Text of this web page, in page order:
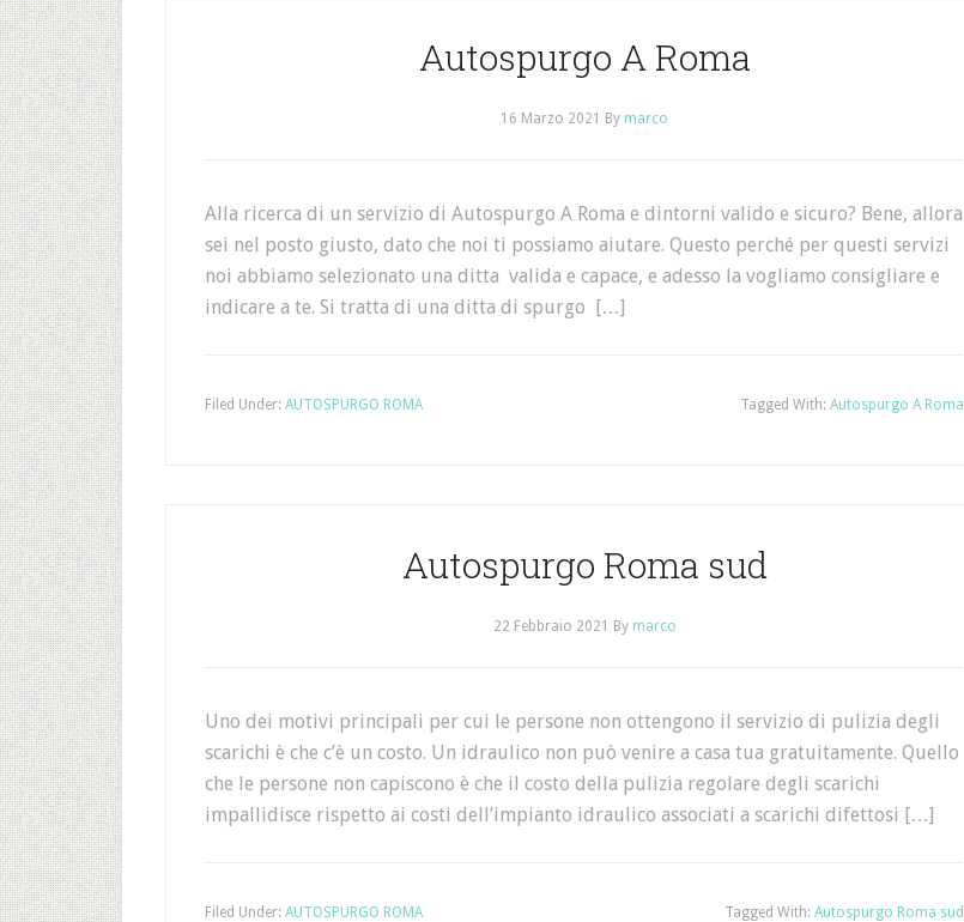
Autospurgo A Roma
16 Marzo 2021 By marco
Alla ricerca di un servizio di Autospurgo A Roma e dintorni valido e sicuro? Bene, allora
sei nel posto giusto, dato che noi ti possiamo aiutare. Questo perché per questi servizi
noi abbiamo selezionato una ditta valida e capace, e adesso la vogliamo consigliare e
indicare a te. Si tratta di una ditta di spurgo […]
Filed Under: AUTOSPURGO ROMA Tagged With: Autospurgo A Roma
Autospurgo Roma sud
22 Febbraio 2021 By marco
Uno dei motivi principali per cui le persone non ottengono il servizio di pulizia degli
scarichi è che c’è un costo. Un idraulico non può venire a casa tua gratuitamente. Quello
che le persone non capiscono è che il costo della pulizia regolare degli scarichi
impallidisce rispetto ai costi dell’impianto idraulico associati a scarichi difettosi […]
Filed Under: AUTOSPURGO ROMA Tagged With: Autospurgo Roma sud